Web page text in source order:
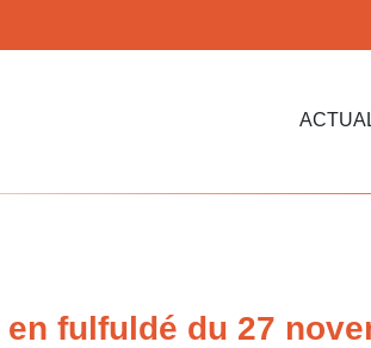
fulfuldé du 27